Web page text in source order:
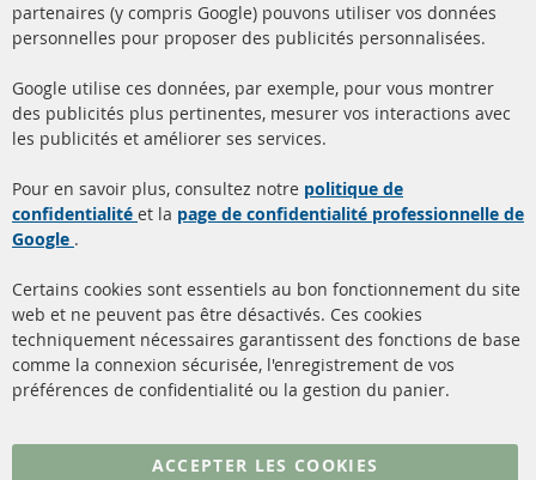
+49 (0) 4533 799000
info@contra-automotive.de
facebook
instagram
Filtres à particules diesel
(FPD)
Catalyseur (CAT)
Capteurs
Matériel de montage
à propos de nous
livraison
Contact
Résilier le contrat
Plus de liens
partenaires (y compris Google) pouvons utiliser vos données
personnelles pour proposer des publicités personnalisées.
Google utilise ces données, par exemple, pour vous montrer
des publicités plus pertinentes, mesurer vos interactions avec
les publicités et améliorer ses services.
Pour en savoir plus, consultez notre politique de
confidentialité et la page de confidentialité professionnelle de
Google .
Certains cookies sont essentiels au bon fonctionnement du site
web et ne peuvent pas être désactivés. Ces cookies
techniquement nécessaires garantissent des fonctions de base
comme la connexion sécurisée, l'enregistrement de vos
préférences de confidentialité ou la gestion du panier.
ACCEPTER LES COOKIES